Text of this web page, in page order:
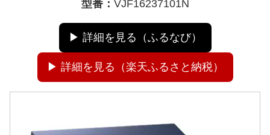
型番： VJF16237101N
▶ 詳細を見る（ふるなび）
▶ 詳細を見る（楽天ふるさと納税）